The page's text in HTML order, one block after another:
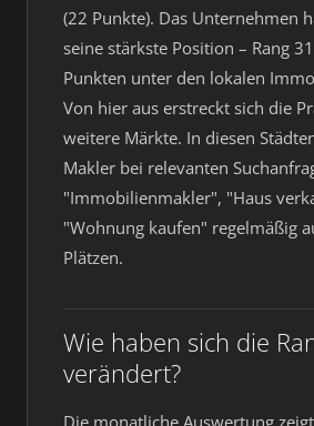
(22 Punkte). Das Unternehmen
seine stärkste Position – Rang
Punkten unter den lokalen
Von hier aus erstreckt sich die
weitere Märkte. In diesen
Makler bei relevanten
"Immobilienmakler", "Haus
"Wohnung kaufen" regelmäßig
Plätzen.
Wie haben sich die
verändert?
Die monatliche Auswertung zeigt